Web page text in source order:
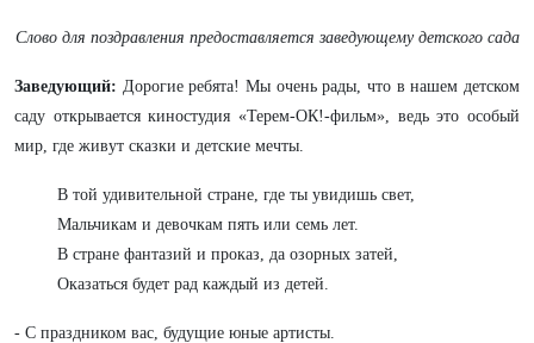
Слово для поздравления предоставляется заведующему детского сада
Заведующий: Дорогие ребята! Мы очень рады, что в нашем детском
саду открывается киностудия «Терем-ОК!-фильм», ведь это особый
мир, где живут сказки и детские мечты.
В той удивительной стране, где ты увидишь свет,
Мальчикам и девочкам пять или семь лет.
В стране фантазий и проказ, да озорных затей,
Оказаться будет рад каждый из детей.
- С праздником вас, будущие юные артисты.